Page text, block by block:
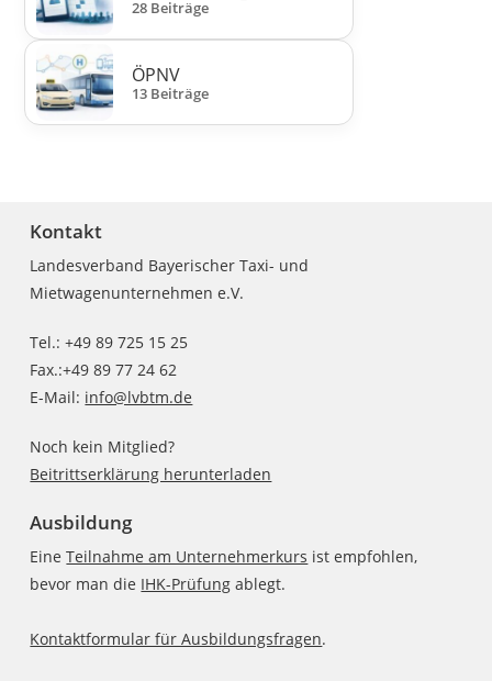
28 Beiträge
ÖPNV
13 Beiträge
Kontakt
Landesverband Bayerischer Taxi- und
Mietwagenunternehmen e.V.
Tel.: +49 89 725 15 25
Fax.:+49 89 77 24 62
E-Mail: info@lvbtm.de
Noch kein Mitglied?
Beitrittserklärung herunterladen
Ausbildung
EineTeilnahme am Unternehmerkurs ist empfohlen,
bevor man die IHK-Prüfung ablegt.
Kontaktformular für Ausbildungsfragen.